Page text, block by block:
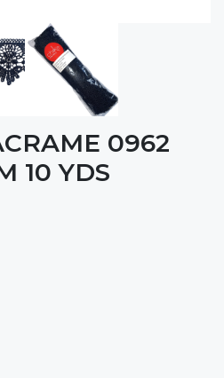
0962
10 YDS